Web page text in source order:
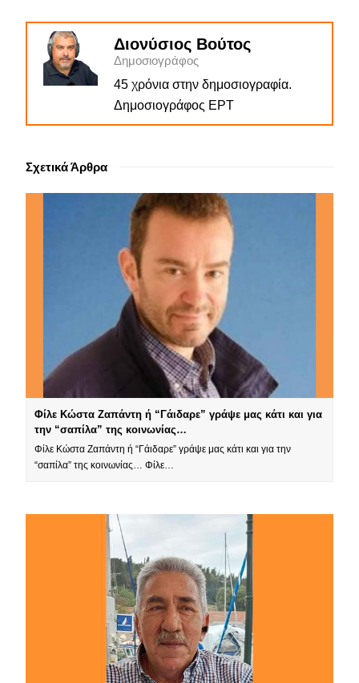
Διονύσιος Βούτος
Δημοσιογράφος
45 χρόνια στην δημοσιογραφία.
Δημοσιογράφος ΕΡΤ
Σχετικά Άρθρα
Φίλε Κώστα Ζαπάντη ή “Γάιδαρε” γράψε μας κάτι και για
την “σαπίλα” της κοινωνίας…
Φίλε Κώστα Ζαπάντη ή “Γάιδαρε” γράψε μας κάτι και για την
“σαπίλα” της κοινωνίας… Φίλε…